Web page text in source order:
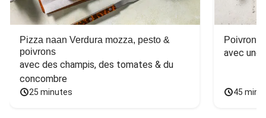
Pizza naan Verdura mozza, pesto &
poivrons
avec des champis, des tomates & du
concombre
25 minutes
Poivron
avec une
45